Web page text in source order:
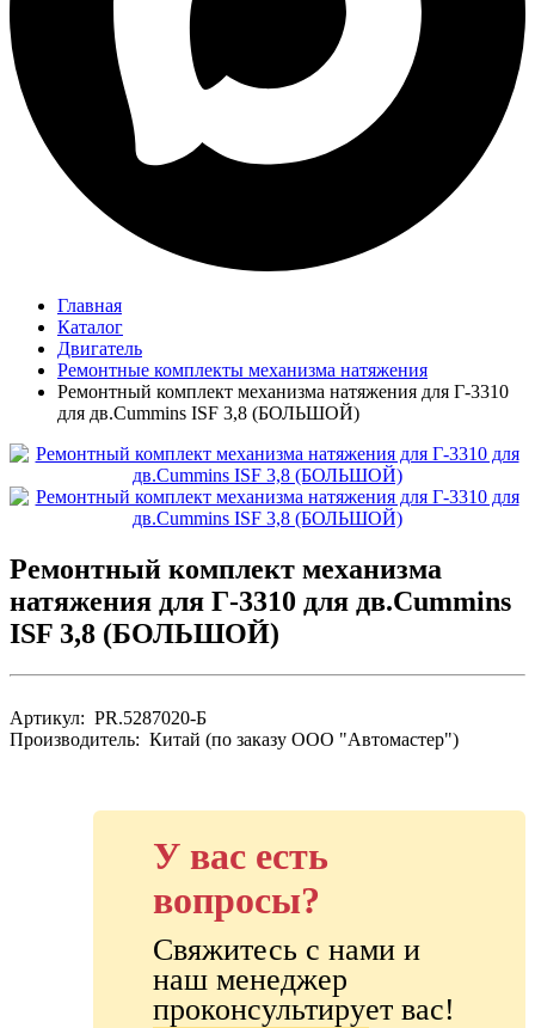
Главная
Каталог
Двигатель
Ремонтные комплекты механизма натяжения
Ремонтный комплект механизма натяжения для Г-3310
для дв.Cummins ISF 3,8 (БОЛЬШОЙ)
Ремонтный комплект механизма
натяжения для Г-3310 для дв.Cummins
ISF 3,8 (БОЛЬШОЙ)
Артикул: PR.5287020-Б
Производитель: Китай (по заказу ООО "Автомастер")
У вас есть
вопросы?
Свяжитесь с нами и
наш менеджер
проконсультирует вас!